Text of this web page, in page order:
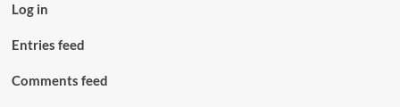
Log in
Entries feed
Comments feed